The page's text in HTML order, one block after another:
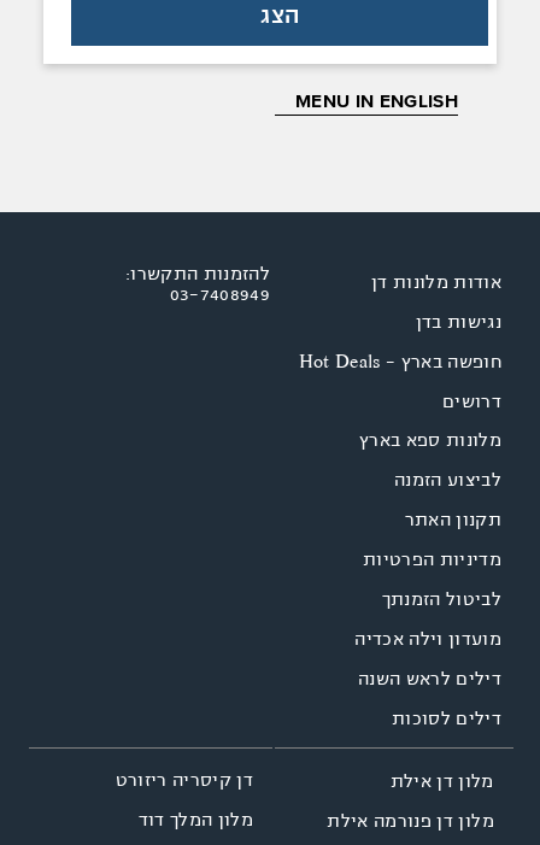
MENU IN ENGLISH
הצג
אודות מלונות דן
נגישות בדן
חופשה בארץ - Hot Deals
דרושים
מלונות ספא בארץ
לביצוע הזמנה
תקנון האתר
מדיניות הפרטיות
לביטול הזמנתך
מועדון וילה אכדיה
דילים לראש השנה
דילים לסוכות
מלון דן אילת
מלון דן פנורמה אילת
דן קיסריה ריזורט
מלון המלך דוד
להזמנות התקשרו:
03-7408949